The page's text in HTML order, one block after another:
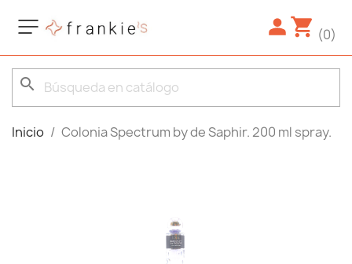
(0)
search
Inicio Colonia Spectrum by de Saphir. 200 ml spray.